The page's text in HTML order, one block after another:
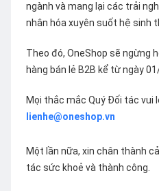
ngành và mang lại các trải
nhân hóa xuyên suốt hệ sinh
Theo đó, OneShop sẽ ngừng
hàng bán lẻ B2B kể từ ngày
Mọi thắc mắc Quý Đối tác vui
lienhe@oneshop.vn
Một lần nữa, xin chân thành
tác sức khoẻ và thành công.